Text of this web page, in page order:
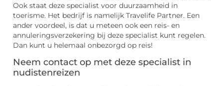
Ook staat deze specialist voor duurzaamheid in
toerisme. Het bedrijf is namelijk Travelife Partner. Een
ander voordeel, is dat u meteen ook een reis- en
annuleringsverzekering bij deze specialist kunt regelen.
Dan kunt u helemaal onbezorgd op reis!
Neem contact op met deze specialist in
nudistenreizen